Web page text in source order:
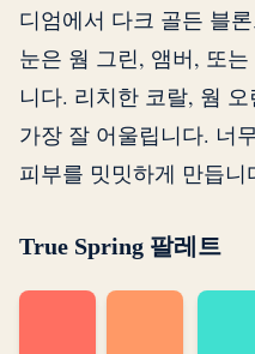
디엄에서 다크 골든 블
눈은 웜 그린, 앰버, 또
니다. 리치한 코랄, 웜
가장 잘 어울립니다. 너
피부를 밋밋하게 만듭니
True Spring 팔레트